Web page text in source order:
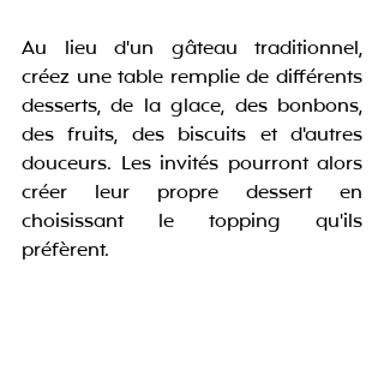
Au lieu d'un gâteau traditionnel,
créez une table remplie de différents
desserts, de la glace, des bonbons,
des fruits, des biscuits et d'autres
douceurs. Les invités pourront alors
créer leur propre dessert en
choisissant le topping qu'ils
préfèrent.